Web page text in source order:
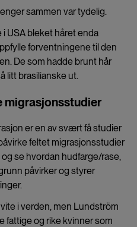
sammen var tydelig.
USA bleket håret enda
forventningene til den
De som hadde brunt hår
litt brasilianske ut.
migrasjonsstudier
er en av svært få studier
feltet migrasjonsstudier
se hvordan hudfarge/rase,
påvirker og styrer
i verden, men Lundström
fattige og rike kvinner som